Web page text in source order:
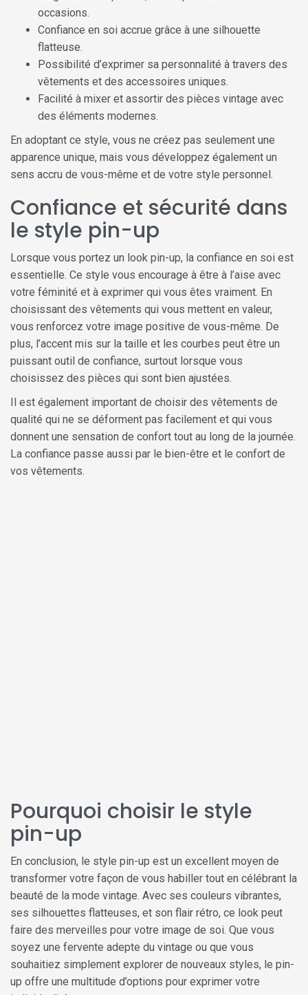
occasions.
Confiance en soi accrue grâce à une silhouette
flatteuse.
Possibilité d’exprimer sa personnalité à travers des
vêtements et des accessoires uniques.
Facilité à mixer et assortir des pièces vintage avec
des éléments modernes.
En adoptant ce style, vous ne créez pas seulement une
apparence unique, mais vous développez également un
sens accru de vous-même et de votre style personnel.
Confiance et sécurité dans
le style pin-up
Lorsque vous portez un look pin-up, la confiance en soi est
essentielle. Ce style vous encourage à être à l’aise avec
votre féminité et à exprimer qui vous êtes vraiment. En
choisissant des vêtements qui vous mettent en valeur,
vous renforcez votre image positive de vous-même. De
plus, l’accent mis sur la taille et les courbes peut être un
puissant outil de confiance, surtout lorsque vous
choisissez des pièces qui sont bien ajustées.
Il est également important de choisir des vêtements de
qualité qui ne se déforment pas facilement et qui vous
donnent une sensation de confort tout au long de la journée.
La confiance passe aussi par le bien-être et le confort de
vos vêtements.
Pourquoi choisir le style
pin-up
En conclusion, le style pin-up est un excellent moyen de
transformer votre façon de vous habiller tout en célébrant la
beauté de la mode vintage. Avec ses couleurs vibrantes,
ses silhouettes flatteuses, et son flair rétro, ce look peut
faire des merveilles pour votre image de soi. Que vous
soyez une fervente adepte du vintage ou que vous
souhaitiez simplement explorer de nouveaux styles, le pin-
up offre une multitude d’options pour exprimer votre